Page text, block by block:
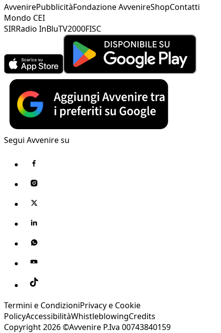
AvvenirePubblicitàFondazione AvvenireShopContatti
Mondo CEI
SIRRadio InBluTV2000FISC
Segui Avvenire su
Termini e CondizioniPrivacy e Cookie
PolicyAccessibilitàWhistleblowingCredits
Copyright 2026 ©Avvenire P.Iva 00743840159